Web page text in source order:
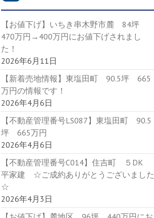
【お値下げ】いちき串木野市麓 84坪
470万円→400万円にお値下げされまし
た！
2026年6月11日
【新着売地情報】東塩田町 90.5坪 665
万円の情報です！
2026年4月6日
【不動産管理番号LS087】東塩田町 90.5
坪 665万円
2026年4月6日
【不動産管理番号C014】住吉町 ５DK
平家建 ☆ご成約ありがとうございました
☆
2026年4月3日